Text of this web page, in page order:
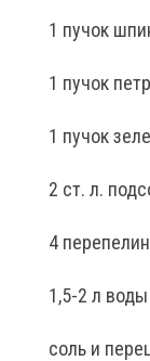
1 пучок
1 пучок
1 пучок
2 ст. л.
4
1,5-2 л воды
соль и